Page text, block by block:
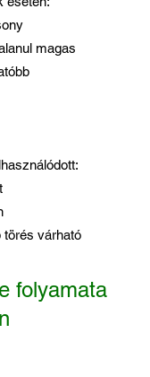
magas
törés várható
folyamata